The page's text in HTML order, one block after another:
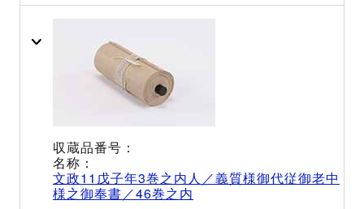
文政11戊子年3巻之内人／義質様御代従御老中
様之御奉書／46巻之内